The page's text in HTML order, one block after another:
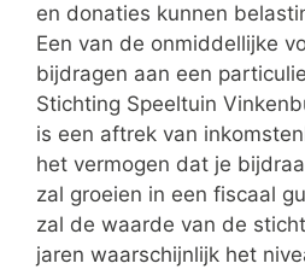
en donaties kunnen
Een van de onmiddellijke
bijdragen aan een
Stichting Speeltuin
is een aftrek van
het vermogen dat je
zal groeien in een fiscaal
zal de waarde van de
jaren waarschijnlijk het